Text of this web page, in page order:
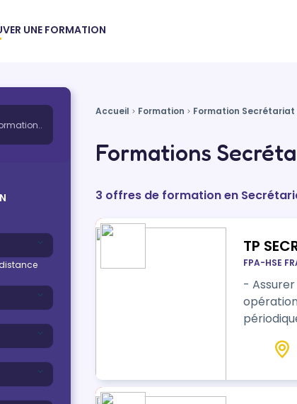
UNE FORMATION
Accueil Formation Formation Secrétariat
Formations
3 offres de formation en
TP
FPA-HSE
-